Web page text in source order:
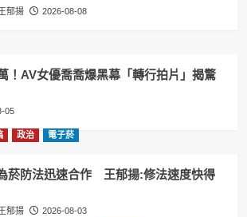
郁揚 2026-08-08
！AV女優喬喬爆黑幕「轉行拍片」揭驚
05
政治 電子菸
菸防法迅速合作 王郁揚:修法速度快得
郁揚 2026-08-03